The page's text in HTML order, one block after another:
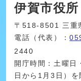
伊賀市役所
〒518-8501 三重
電話（代表）：
2440
開庁時間：土曜日
日から1月3日）